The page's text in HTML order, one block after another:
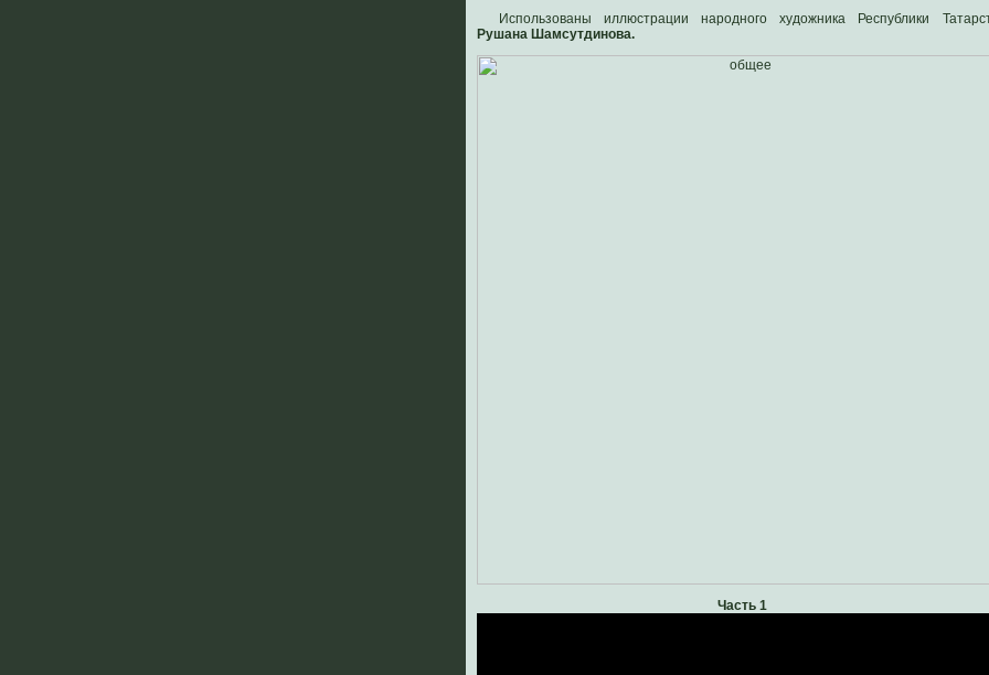
Использованы иллюстрации народного художника Республики
Рушана Шамсутдинова.
Часть 1